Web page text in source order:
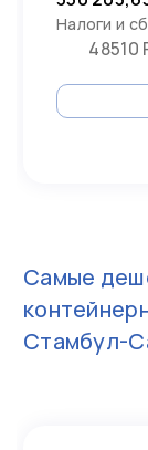
Налоги и
48510
Самые
Стамбул-